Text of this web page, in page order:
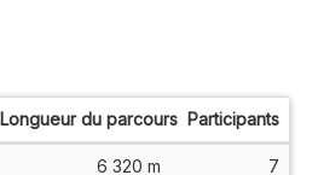
Longueur du parcours Participants
6 320 m 7